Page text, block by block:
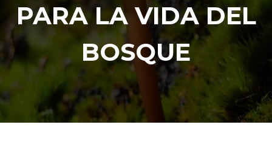
PARA LA VIDA DEL
BOSQUE